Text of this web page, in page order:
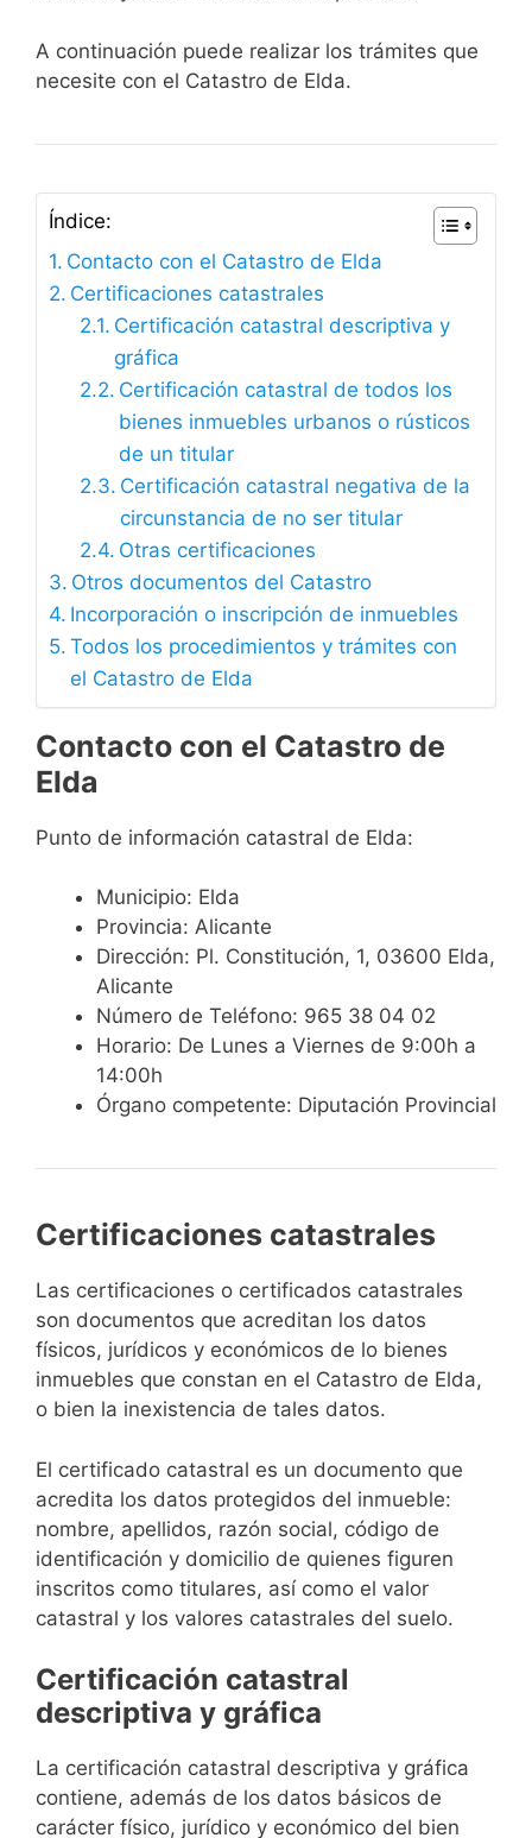
A continuación puede realizar los trámites que
necesite con el Catastro de Elda.
Índice:
Contacto con el Catastro de Elda
Certificaciones catastrales
Certificación catastral descriptiva y
gráfica
Certificación catastral de todos los
bienes inmuebles urbanos o rústicos
de un titular
Certificación catastral negativa de la
circunstancia de no ser titular
Otras certificaciones
Otros documentos del Catastro
Incorporación o inscripción de inmuebles
Todos los procedimientos y trámites con
el Catastro de Elda
Contacto con el Catastro de
Elda
Punto de información catastral de Elda:
Municipio: Elda
Provincia: Alicante
Dirección: Pl. Constitución, 1, 03600 Elda,
Alicante
Número de Teléfono: 965 38 04 02
Horario: De Lunes a Viernes de 9:00h a
14:00h
Órgano competente: Diputación Provincial
Certificaciones catastrales
Las certificaciones o certificados catastrales
son documentos que acreditan los datos
físicos, jurídicos y económicos de lo bienes
inmuebles que constan en el Catastro de Elda,
o bien la inexistencia de tales datos.
El certificado catastral es un documento que
acredita los datos protegidos del inmueble:
nombre, apellidos, razón social, código de
identificación y domicilio de quienes figuren
inscritos como titulares, así como el valor
catastral y los valores catastrales del suelo.
Certificación catastral
descriptiva y gráfica
La certificación catastral descriptiva y gráfica
contiene, además de los datos básicos de
carácter físico, jurídico y económico del bien